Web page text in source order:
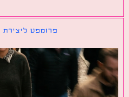
פרומפט ליצירת